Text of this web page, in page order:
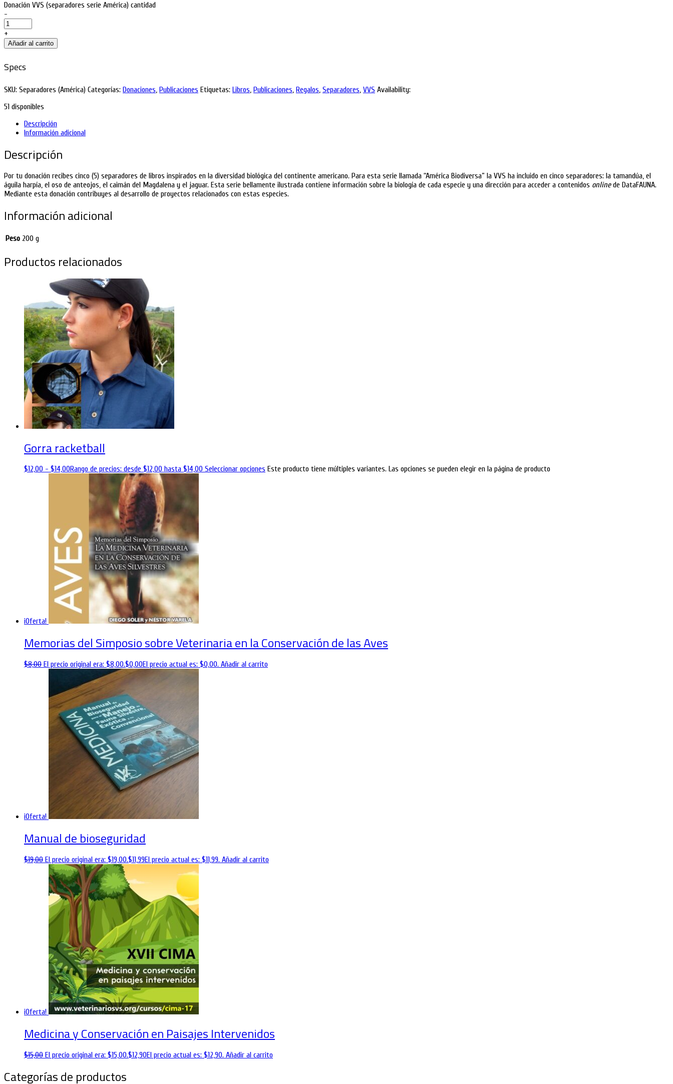
Donación VVS (separadores serie América) cantidad
-
+
Añadir al carrito
Specs
SKU: Separadores (América) Categorías: Donaciones, Publicaciones Etiquetas: Libros, Publicaciones, Regalos, Separadores, VVS Availability:
51 disponibles
Descripción
Información adicional
Descripción
Por tu donación recibes cinco (5) separadores de libros inspirados en la diversidad biológica del continente americano. Para esta serie llamada “América Biodiversa” la VVS ha incluido en cinco separadores: la tamandúa, el
águila harpía, el oso de anteojos, el caimán del Magdalena y el jaguar. Esta serie bellamente ilustrada contiene información sobre la biología de cada especie y una dirección para acceder a contenidos onlinede DataFAUNA.
Mediante esta donación contribuyes al desarrollo de proyectos relacionados con estas especies.
Información adicional
Peso 200 g
Productos relacionados
Gorra racketball
$12,00 - $14,00Rango de precios: desde $12,00 hasta $14,00 Seleccionar opciones Este producto tiene múltiples variantes. Las opciones se pueden elegir en la página de producto
¡Oferta!
Memorias del Simposio sobre Veterinaria en la Conservación de las Aves
$8,00 El precio original era: $8,00.$0,00El precio actual es: $0,00. Añadir al carrito
¡Oferta!
Manual de bioseguridad
$19,00 El precio original era: $19,00.$11,99El precio actual es: $11,99. Añadir al carrito
¡Oferta!
Medicina y Conservación en Paisajes Intervenidos
$15,00 El precio original era: $15,00.$12,90El precio actual es: $12,90. Añadir al carrito
Categorías de productos